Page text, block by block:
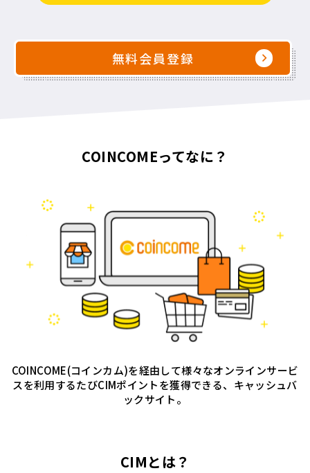
無料会員登録
COINCOMEってなに？
COINCOME(コインカム)を経由して様々なオンラインサービ
スを利用するたびCIMポイントを獲得できる、キャッシュバ
ックサイト。
CIMとは？